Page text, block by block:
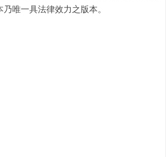
唯一具法律效力之版本。